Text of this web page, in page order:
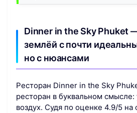
Dinner in the Sky Phuket
землёй с почти
но с нюансами
Ресторан Dinner in the Sky
ресторан в буквальном
воздух. Судя по оценке 4.9/5 на